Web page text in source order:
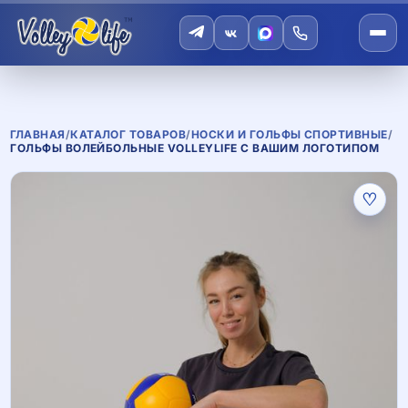
ГЛАВНАЯ/КАТАЛОГ ТОВАРОВ/НОСКИ И ГОЛЬФЫ СПОРТИВНЫЕ/
ГОЛЬФЫ ВОЛЕЙБОЛЬНЫЕ VOLLEYLIFE С ВАШИМ ЛОГОТИПОМ
♡